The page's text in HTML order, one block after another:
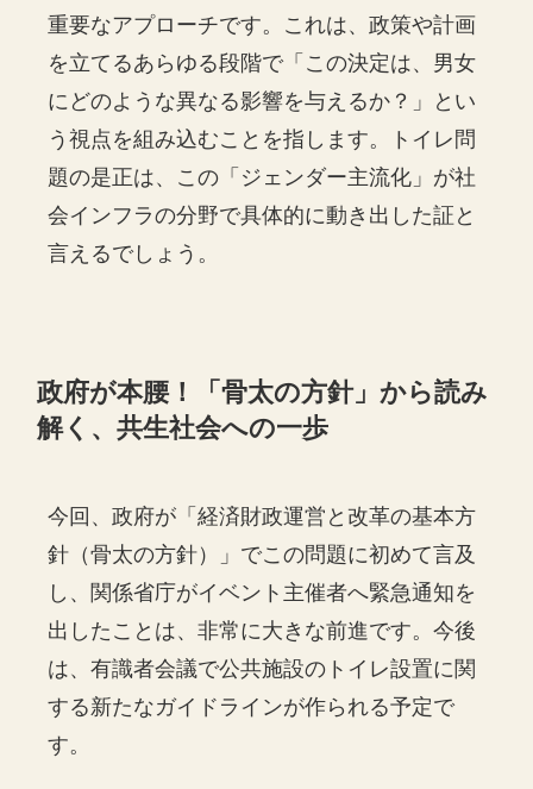
重要なアプローチです。これは、政策や計画
を立てるあらゆる段階で「この決定は、男女
にどのような異なる影響を与えるか？」とい
う視点を組み込むことを指します。トイレ問
題の是正は、この「ジェンダー主流化」が社
会インフラの分野で具体的に動き出した証と
言えるでしょう。
政府が本腰！「骨太の方針」から読み
解く、共生社会への一歩
今回、政府が「経済財政運営と改革の基本方
針（骨太の方針）」でこの問題に初めて言及
し、関係省庁がイベント主催者へ緊急通知を
出したことは、非常に大きな前進です。今後
は、有識者会議で公共施設のトイレ設置に関
する新たなガイドラインが作られる予定で
す。